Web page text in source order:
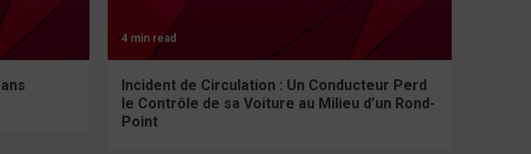
4 min read
Incident de Circulation : Un Conducteur Perd
le Contrôle de sa Voiture au Milieu d’un Rond-
Point